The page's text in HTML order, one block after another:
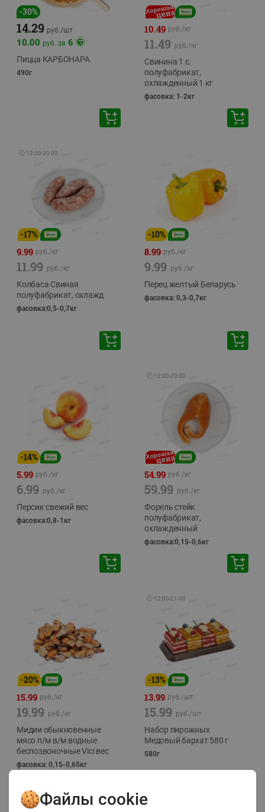
-30%
14.29 руб./шт
10.00 руб. за 6
Пицца КАРБОНАРА
490г
10.49 руб./кг
11.49 руб./кг
Свинина 1 с.
полуфабрикат,
охлажденный 1 кг
фасовка: 1-2кг
🕘 12:00-20:00
-17%
9.99 руб./кг
11.99 руб./кг
Колбаса Свиная
полуфабрикат, охлажд
фасовка:0,5-0,7кг
-10%
8.99 руб./кг
9.99 руб./кг
Перец желтый Беларусь
фасовка: 0,3-0,7кг
-14%
5.99 руб./кг
6.99 руб./кг
Персик свежий вес
фасовка:0,8-1кг
🕘 12:00-20:00
54.99 руб./кг
59.99 руб./кг
Форель стейк
полуфабрикат,
охлажденный
фасовка:0,15-0,6кг
-20%
15.99 руб./кг
19.99 руб./кг
Мидии обыкновенные
мясо п/м в/м водные
беспозвоночные Vici вес
фасовка: 0,15-0,65кг
🕘 12:00-21:00
-13%
13.99 руб./шт
15.99 руб./шт
Набор пирожных
Медовый бархат 580 г
580г
Файлы cookie